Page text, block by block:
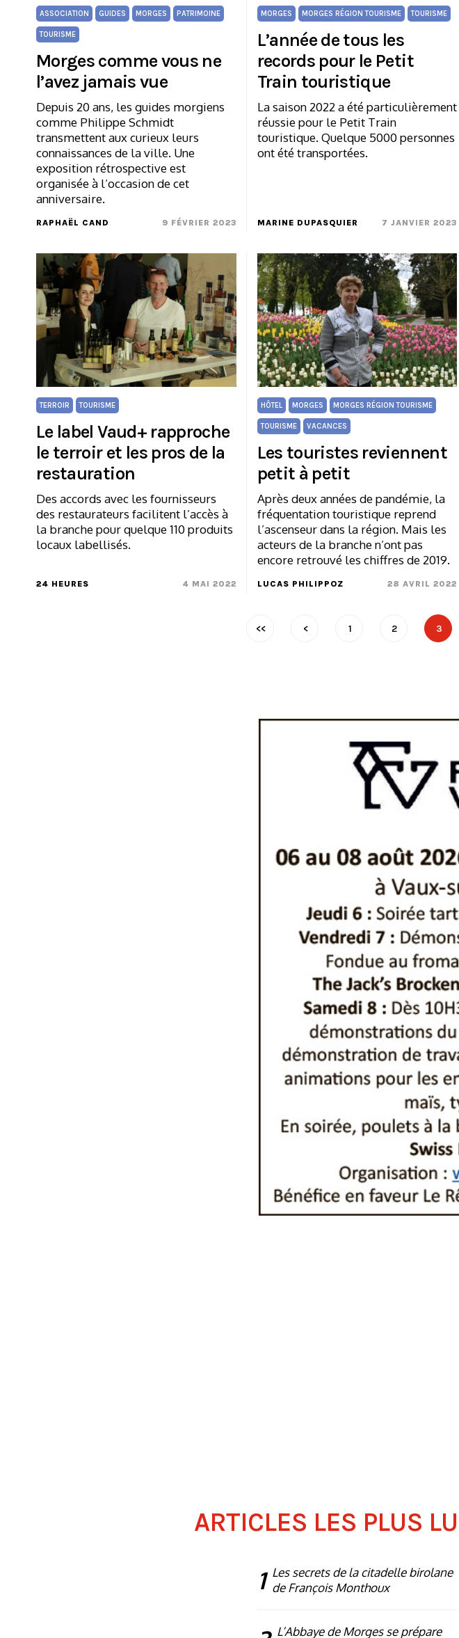
ASSOCIATION GUIDES MORGES PATRIMOINE
TOURISME
Morges comme vous ne
l’avez jamais vue
Depuis 20 ans, les guides morgiens
comme Philippe Schmidt
transmettent aux curieux leurs
connaissances de la ville. Une
exposition rétrospective est
organisée à l’occasion de cet
anniversaire.
RAPHAËL CAND 9 FÉVRIER 2023
MORGES MORGES RÉGION TOURISME TOURISME
L’année de tous les
records pour le Petit
Train touristique
La saison 2022 a été particulièrement
réussie pour le Petit Train
touristique. Quelque 5000 personnes
ont été transportées.
MARINE DUPASQUIER 7 JANVIER 2023
TERROIR TOURISME
Le label Vaud+ rapproche
le terroir et les pros de la
restauration
Des accords avec les fournisseurs
des restaurateurs facilitent l’accès à
la branche pour quelque 110 produits
locaux labellisés.
24 HEURES 4 MAI 2022
HÔTEL MORGES MORGES RÉGION TOURISME
TOURISME VACANCES
Les touristes reviennent
petit à petit
Après deux années de pandémie, la
fréquentation touristique reprend
l’ascenseur dans la région. Mais les
acteurs de la branche n’ont pas
encore retrouvé les chiffres de 2019.
LUCAS PHILIPPOZ 28 AVRIL 2022
<< < 1 2 3
ARTICLES LES PLUS
1 Les secrets de la citadelle birolane
de François Monthoux
L’Abbaye de Morges se prépare